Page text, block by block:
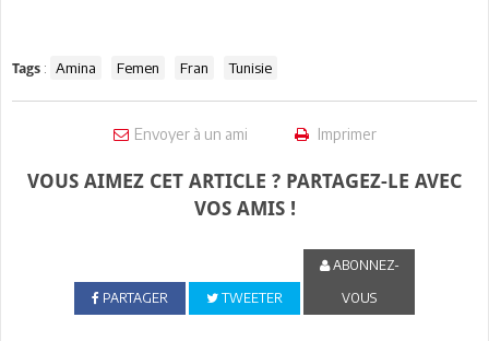
Tags : Amina Femen Fran Tunisie
Envoyer à un ami Imprimer
VOUS AIMEZ CET ARTICLE ? PARTAGEZ-LE AVEC
VOS AMIS !
PARTAGER TWEETER
ABONNEZ-
VOUS